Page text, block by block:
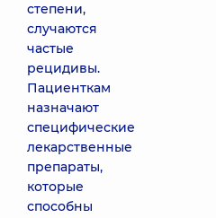
степени,
случаются
частые
рецидивы.
Пациенткам
назначают
специфические
лекарственные
препараты,
которые
способны